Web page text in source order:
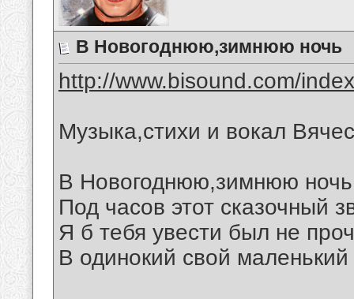
В Новогоднюю,зимнюю ночь
http://www.bisound.com/
Музыка,стихи и вокал
В Новогоднюю,зимнюю
Под часов этот сказочный
Я б тебя увести был не
В одинокий свой